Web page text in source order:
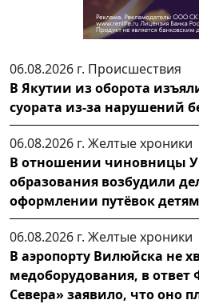
06.08.2026 г. Происшествия
В Якутии из оборота
суората из-за нарушений
06.08.2026 г. Желтые хроники
В отношении чиновницы
образования возбудили
оформлении путёвок
06.08.2026 г. Желтые хроники
В аэропорту Вилюйска не
медоборудования, в ответ
Севера» заявило, что оно